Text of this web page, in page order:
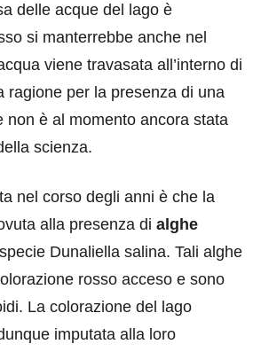
delle acque del lago è
si manterrebbe anche nel
viene travasata all’interno di
ragione per la presenza di una
non è al momento ancora stata
scienza.
nel corso degli anni è che la
alla presenza di alghe
Dunaliella salina. Tali alghe
rosso acceso e sono
La colorazione del lago
imputata alla loro